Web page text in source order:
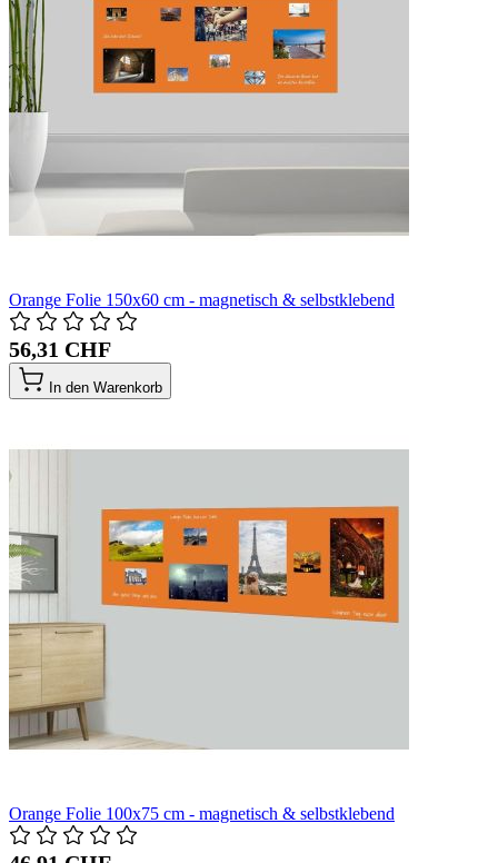
Orange Folie 150x60 cm - magnetisch & selbstklebend
56,31 CHF
In den Warenkorb
Orange Folie 100x75 cm - magnetisch & selbstklebend